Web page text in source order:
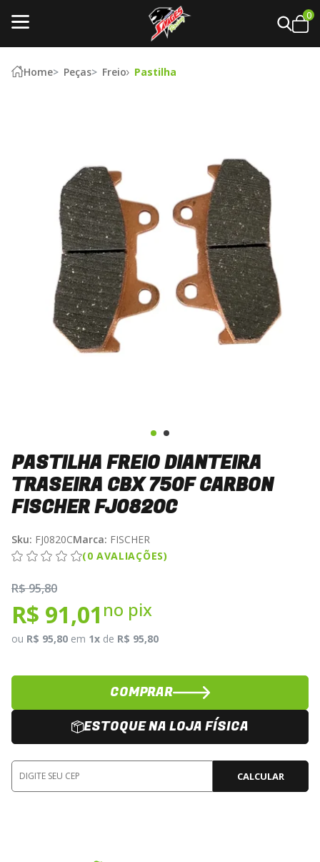
0
Home Peças Freio Pastilha
PASTILHA FREIO DIANTEIRA
TRASEIRA CBX 750F CARBON
FISCHER FJ0820C
Sku: FJ0820CMarca: FISCHER
(0 AVALIAÇÕES)
R$ 95,80
R$ 91,01 no pix
ou R$ 95,80 em 1x de R$ 95,80
COMPRAR
ESTOQUE NA LOJA FÍSICA
CALCULAR